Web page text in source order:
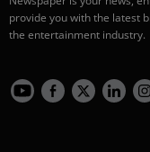
provide you with the latest
the entertainment industry.